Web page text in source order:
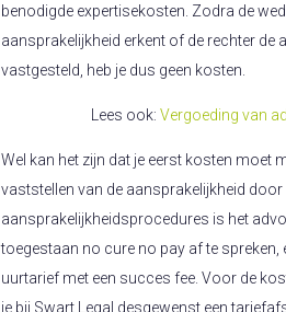
benodigde expertisekosten. Zodra de
aansprakelijkheid erkent of de rechter de
vastgesteld, heb je dus geen kosten.
Lees ook: Vergoeding van
Wel kan het zijn dat je eerst kosten moet
vaststellen van de aansprakelijkheid door
aansprakelijkheidsprocedures is het
toegestaan no cure no pay af te spreken,
uurtarief met een succes fee. Voor de
je bij Swart Legal desgewenst een